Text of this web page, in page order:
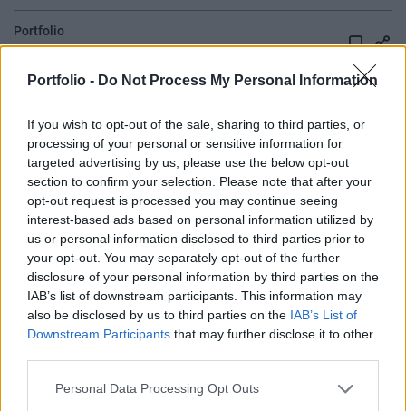
Portfolio - Do Not Process My Personal Information
If you wish to opt-out of the sale, sharing to third parties, or
processing of your personal or sensitive information for
targeted advertising by us, please use the below opt-out
section to confirm your selection. Please note that after your
opt-out request is processed you may continue seeing
interest-based ads based on personal information utilized by
us or personal information disclosed to third parties prior to
your opt-out. You may separately opt-out of the further
disclosure of your personal information by third parties on the
IAB’s list of downstream participants. This information may
also be disclosed by us to third parties on the IAB’s List of
Downstream Participants that may further disclose it to other
Personal Data Processing Opt Outs
Portfolio
2020. március 14. 09:28
mutattak ki új koronavírus-fertőzést, ezzel 25-re
nőtt a hazánkban diagnosztizált fertőzöttek
száma, és közülük immár 15 a magyar
állampolgár - derült ki a kormányzati koronavírus
portál szombat reggel frissített adataiból. Eddig
nem volt arra példa, hogy egy napon csak magyar
állampolgároknál mutatták volna ki a fertőzést, és
a 6 új esetszám is napi csúcsot jelent. Ez arra utal,
hogy kezd gyorsulni itthon a vírus terjedése.
Közben az ORFK mai jelzése szerint már közel 500
embert rendeltek házi karanténba a
határellenőrzések nyomán.